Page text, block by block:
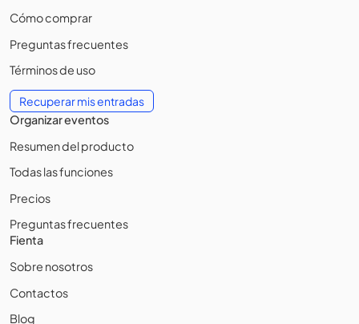
Cómo comprar
Preguntas frecuentes
Términos de uso
Recuperar mis entradas
Organizar eventos
Resumen del producto
Todas las funciones
Precios
Preguntas frecuentes
Fienta
Sobre nosotros
Contactos
Blog